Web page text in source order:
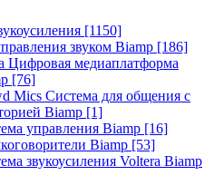
[1150]
звуком Biamp [186]
Цифровая медиаплатформа
[76]
Mics Система для общения с
Biamp [1]
управления Biamp [16]
Biamp [53]
звукоусиления Voltera Biamp